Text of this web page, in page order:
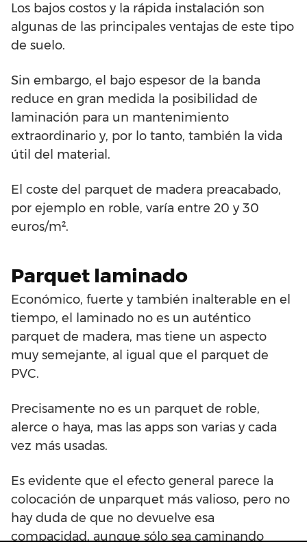
Los bajos costos y la rápida instalación son
algunas de las principales ventajas de este tipo
de suelo.
Sin embargo, el bajo espesor de la banda
reduce en gran medida la posibilidad de
laminación para un mantenimiento
extraordinario y, por lo tanto, también la vida
útil del material.
El coste del parquet de madera preacabado,
por ejemplo en roble, varía entre 20 y 30
euros/m².
Parquet laminado
Económico, fuerte y también inalterable en el
tiempo, el laminado no es un auténtico
parquet de madera, mas tiene un aspecto
muy semejante, al igual que el parquet de
PVC.
Precisamente no es un parquet de roble,
alerce o haya, mas las apps son varias y cada
vez más usadas.
Es evidente que el efecto general parece la
colocación de unparquet más valioso, pero no
hay duda de que no devuelve esa
compacidad, aunque sólo sea caminando